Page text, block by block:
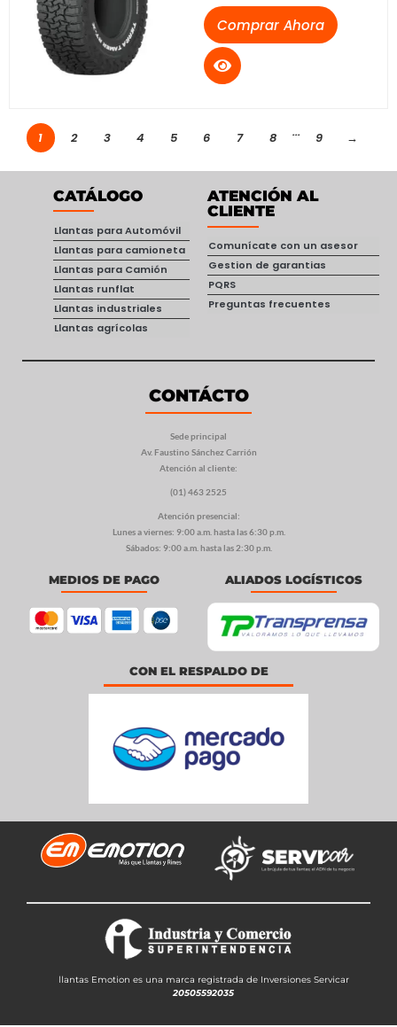
Comprar Ahora
1 2 3 4 5 6 7 8 ... 9 →
CATÁLOGO
Llantas para Automóvil
Llantas para camioneta
Llantas para Camión
Llantas runflat
Llantas industriales
Llantas agrícolas
ATENCIÓN AL
CLIENTE
Comunícate con un asesor
Gestion de garantias
PQRS
Preguntas frecuentes
CONTÁCTO
Sede principal
Av. Faustino Sánchez Carrión
Atención al cliente:
(01) 463 2525
Atención presencial:
Lunes a viernes: 9:00 a.m. hasta las 6:30 p.m.
Sábados: 9:00 a.m. hasta las 2:30 p.m.
MEDIOS DE PAGO ALIADOS LOGÍSTICOS
CON EL RESPALDO DE
llantas Emotion es una marca registrada de Inversiones Servicar
20505592035